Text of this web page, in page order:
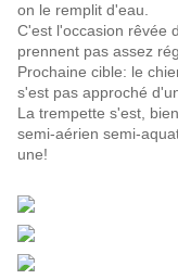
on le remplit d'eau.
C'est l'occasion rêvée
prennent pas assez
Prochaine cible: le
s'est pas approché
La trempette s'est,
semi-aérien semi-
une!